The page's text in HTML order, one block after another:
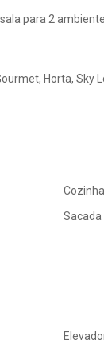
para 2
Horta, Sky